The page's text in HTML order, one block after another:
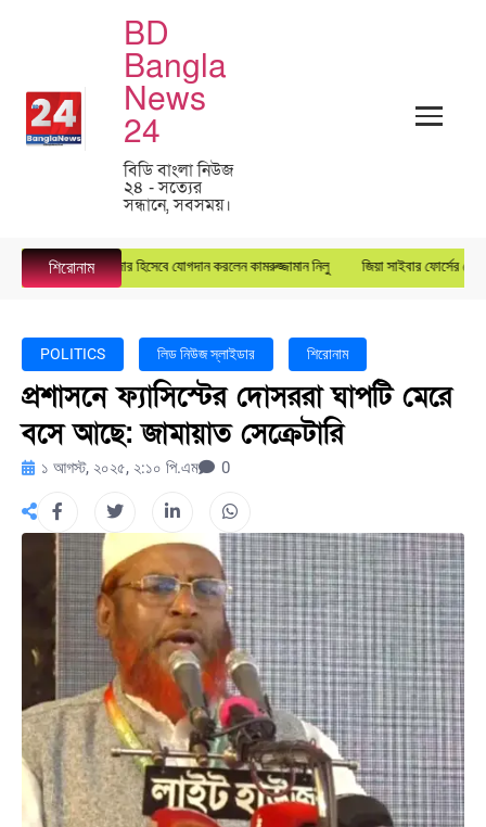
BD
Bangla
News
24
বিডি বাংলা নিউজ
২৪ - সত্যের
সন্ধানে, সবসময়।
শিরোনাম
ম্যানেজার হিসেবে যোগদান করলেন কামরুজ্জামান নিলু জিয়া সাইবার ফোর্সের কেন্দ্রীয়
POLITICS লিড নিউজ স্লাইডার শিরোনাম
প্রশাসনে ফ্যাসিস্টের দোসররা ঘাপটি মেরে
বসে আছে: জামায়াত সেক্রেটারি
১ আগস্ট, ২০২৫, ২:১০ পি.এম 0